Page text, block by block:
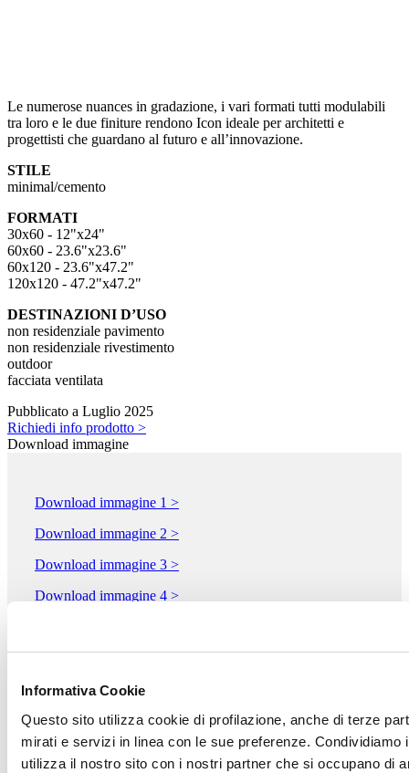
Informativa Cookie
Questo sito utilizza cookie di profilazione, anche di terze
mirati e servizi in linea con le sue preferenze.
utilizza il nostro sito con i nostri partner che si occupano di
Le numerose nuances in gradazione, i vari formati tutti modulabili
tra loro e le due finiture rendono Icon ideale per architetti e
progettisti che guardano al futuro e all’innovazione.
STILE
minimal/cemento
FORMATI
30x60 - 12"x24"
60x60 - 23.6"x23.6"
60x120 - 23.6"x47.2"
120x120 - 47.2"x47.2"
DESTINAZIONI D’USO
non residenziale pavimento
non residenziale rivestimento
outdoor
facciata ventilata
Pubblicato a Luglio 2025
Richiedi info prodotto >
Download immagine
Download immagine 1 >
Download immagine 2 >
Download immagine 3 >
Download immagine 4 >
LEONARDOCERAMICA - COOPERATIVA CERAMICA
Via Vittorio Veneto 13
IMOLA, 40026
Bologna